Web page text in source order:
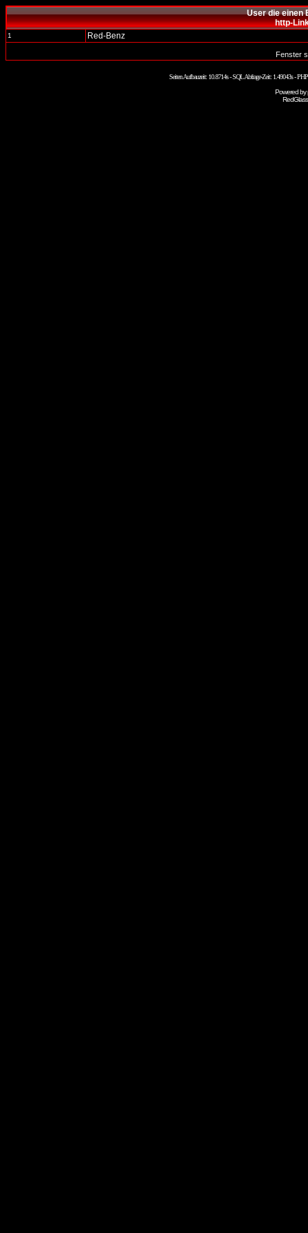
User die einen
http-
1 Red-Benz
Fenster
Seiten Aufbauzeit: 10.8714s - SQL Abfrage-Zeit: 1.49043s -
Powered by